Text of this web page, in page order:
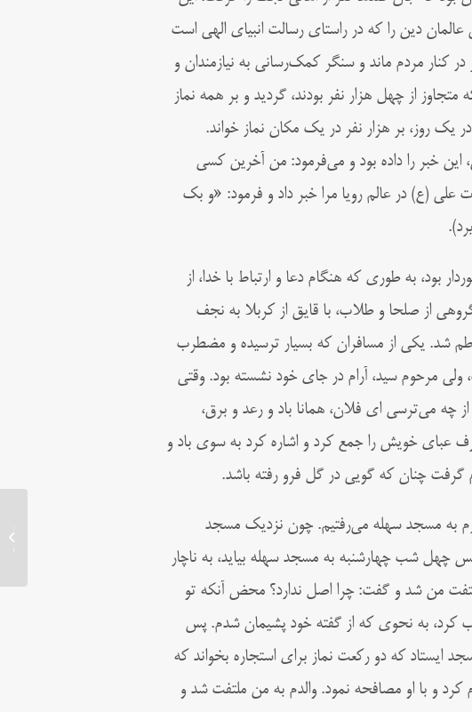
دین را که در راستای رسالت انبیای الهی است
مردم ماند و سنگر کمک‌رسانی به نیازمندان و
از چهل هزار نفر بودند، گردید و بر همه نماز
روز، بر هزار نفر در یک مکان نماز خواند.
این خبر را داده بود و می‌فرمود: من آخرین کسی
(ع) در عالم رویا مرا خبر داد و فرمود: «و بک
بود، به طوری که هنگام دعا و ارتباط با خدا، از
از صلحا و طلاب، با قایق از کربلا به نجف
شد. یکی از مسافران که بسیار ترسیده و مضطرب
مرحوم سید، آرام در جای خود نشسته بود. وقتی
می‌ترسی ای فلان، همانا باد و رعد و برق،
عبای خویش را جمع کرد و اشاره کرد به سوی باد و
چنان که گویی در گل فرو رفته باشد.
به مسجد سهله مى‌رفتيم. چون نزديک مسجد
چهل شب چهارشنبه به مسجد سهله بيايد، به ناچار
من شد و گفت: چرا اصل ندارد؟ محض آنكه تو
كرد، به نحوى كه از گفته خود پشيمان شدم. پس
كه دو ركعت نماز براى استجاره بخواند که
و با او مصافحه نمود. والدم به من ملتفت شد و